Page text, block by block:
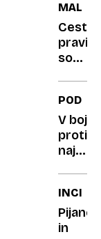
tremi
MALTA
Cestna
pravila
so
pa je
na
V boj
proti
dihurje
in